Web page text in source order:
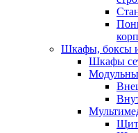
Шкафы, боксы
Шкафы